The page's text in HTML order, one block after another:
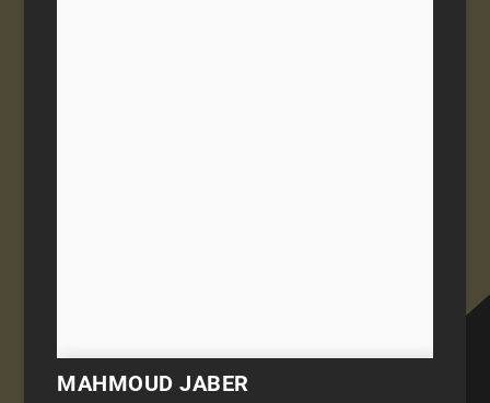
MAHMOUD JABER